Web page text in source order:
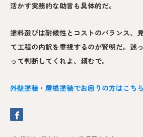
活かす実務的な助言も具体的だ。
塗料選びは耐候性とコストのバランス、
て工程の内訳を重視するのが賢明だ。迷
って判断してくれよ、頼むで。
外壁塗装・屋根塗装でお困りの方はこち